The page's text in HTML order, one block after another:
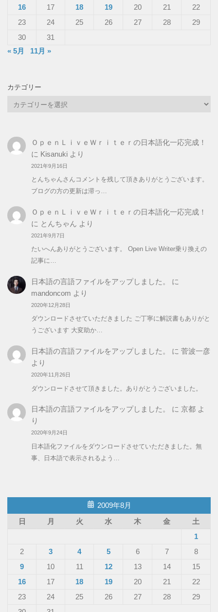
16 17 18 19 20 21
22
23
24 25 26 27 28
29
30
31
« 5月
11月 »
カテゴリー
リ
ー
ＯｐｅｎＬｉｖｅＷｒｉｔｅｒの日本語化一応完成！
に Kisanukiより
2021年9月16日
とんちゃんさんコメントを残して頂きありがとうございます。
ブログの方の更新は滞っ…
ＯｐｅｎＬｉｖｅＷｒｉｔｅｒの日本語化一応完成！
に とんちゃん より
2021年9月7日
たいへんありがとうございます。 Open Live Writer乗り換えの
記事に…
日本語の言語ファイルをアップしました。
に
mandoncom より
2020年12月28日
ダウンロードさせていただきました ご丁寧に解説書もありがと
うございます 大変助か…
日本語の言語ファイルをアップしました。 に 菅波一彦
より
2020年11月26日
ダウンロードさせて頂きました。ありがとうございました。
日本語の言語ファイルをアップしました。 に 京都よ
り
2020年9月24日
日本語化ファイルをダウンロードさせていただきました。無
事、日本語で表示されるよう…
2009年8月
日
月 火 水 木 金
土
1
2
3 4 5 6 7
8
9
10 11 12 13 14
15
16
17 18 19 20 21
22
23
24 25 26 27 28
29